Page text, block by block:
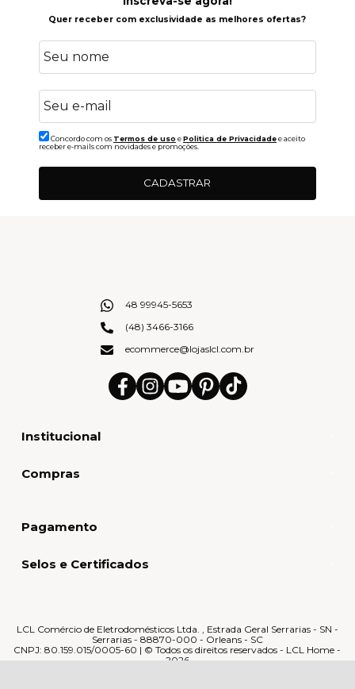
Quer receber com exclusividade as melhores ofertas?
Concordo com os Termos de uso ePolitica de Privacidadee aceito
receber e-mails com novidades e promoções.
CADASTRAR
Institucional
Compras
48 99945-5653
(48) 3466-3166
ecommerce@lojaslcl.com.br
Pagamento
Selos e Certificados
LCL Comércio de Eletrodomésticos Ltda. , Estrada Geral Serrarias - SN -
Serrarias - 88870-000 - Orleans - SC
CNPJ: 80.159.015/0005-60 | © Todos os direitos reservados - LCL Home -
2026